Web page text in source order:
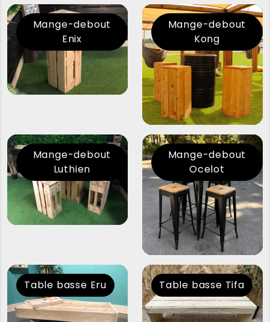
Mange-debout
Enix
Mange-debout
Kong
Mange-debout
Luthien
Mange-debout
Ocelot
Table basse Eru Table basse Tifa